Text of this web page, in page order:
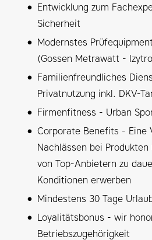
Entwicklung zum
Sicherheit
Modernstes
(Gossen Metrawatt -
Familienfreundliches
Privatnutzung inkl. DKV-
Firmenfitness - Urban
Corporate Benefits - Eine
Nachlässen bei
von Top-Anbietern zu
Konditionen erwerben
Mindestens 30 Tage
Loyalitätsbonus - wir
Betriebszugehörigkeit